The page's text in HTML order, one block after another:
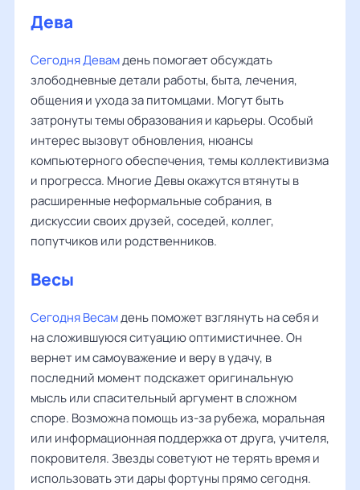
Дева
Сегодня Девамдень помогает обсуждать
злободневные детали работы, быта, лечения,
общения и ухода за питомцами. Могут быть
затронуты темы образования и карьеры. Особый
интерес вызовут обновления, нюансы
компьютерного обеспечения, темы коллективизма
и прогресса. Многие Девы окажутся втянуты в
расширенные неформальные собрания, в
дискуссии своих друзей, соседей, коллег,
попутчиков или родственников.
Весы
Сегодня Весамдень поможет взглянуть на себя и
на сложившуюся ситуацию оптимистичнее. Он
вернет им самоуважение и веру в удачу, в
последний момент подскажет оригинальную
мысль или спасительный аргумент в сложном
споре. Возможна помощь из-за рубежа, моральная
или информационная поддержка от друга, учителя,
покровителя. Звезды советуют не терять время и
использовать эти дары фортуны прямо сегодня.